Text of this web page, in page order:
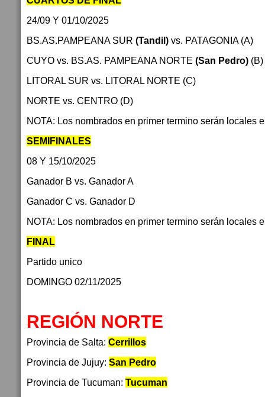
24/09 Y 01/10/2025
BS.AS.PAMPEANA SUR (Tandil) vs. PATAGONIA (A)
CUYO vs. BS.AS. PAMPEANA NORTE (San Pedro) (B)
LITORAL SUR vs. LITORAL NORTE (C)
NORTE vs. CENTRO (D)
NOTA: Los nombrados en primer termino serán locales
SEMIFINALES
08 Y 15/10/2025
Ganador B vs. Ganador A
Ganador C vs. Ganador D
NOTA: Los nombrados en primer termino serán locales
FINAL
Partido unico
DOMINGO 02/11/2025
REGIÓN NORTE
Provincia de Salta: Cerrillos
Provincia de Jujuy: San Pedro
Provincia de Tucuman: Tucuman